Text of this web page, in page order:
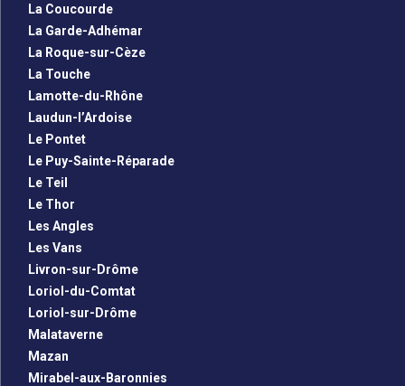
La Coucourde
La Garde-Adhémar
La Roque-sur-Cèze
La Touche
Lamotte-du-Rhône
Laudun-l’Ardoise
Le Pontet
Le Puy-Sainte-Réparade
Le Teil
Le Thor
Les Angles
Les Vans
Livron-sur-Drôme
Loriol-du-Comtat
Loriol-sur-Drôme
Malataverne
Mazan
Mirabel-aux-Baronnies